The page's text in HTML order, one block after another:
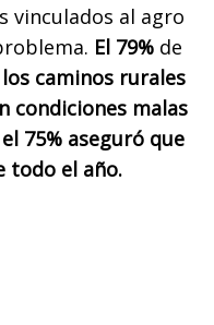
vinculados al agro
El 79% de
caminos rurales
condiciones malas
el 75% aseguró que
todo el año.